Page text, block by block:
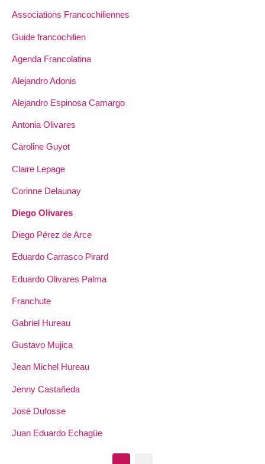
Associations Francochiliennes
Guide francochilien
Agenda Francolatina
Alejandro Adonis
Alejandro Espinosa Camargo
Antonia Olivares
Caroline Guyot
Claire Lepage
Corinne Delaunay
Diego Olivares
Diego Pérez de Arce
Eduardo Carrasco Pirard
Eduardo Olivares Palma
Franchute
Gabriel Hureau
Gustavo Mujica
Jean Michel Hureau
Jenny Castañeda
José Dufosse
Juan Eduardo Echagüe